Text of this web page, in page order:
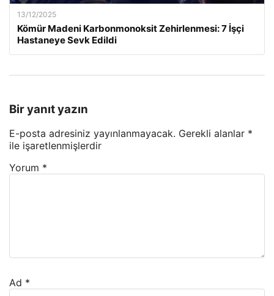
13/12/2025
Kömür Madeni Karbonmonoksit Zehirlenmesi: 7 İşçi
Hastaneye Sevk Edildi
Bir yanıt yazın
E-posta adresiniz yayınlanmayacak. Gerekli alanlar *
ile işaretlenmişlerdir
Yorum *
Ad *